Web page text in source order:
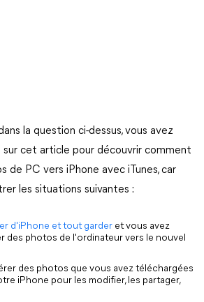
la question ci-dessus, vous avez
cet article pour découvrir comment
de PC vers iPhone avec iTunes, car
les situations suivantes :
d'iPhone et tout garder et vous avez
des photos de l'ordinateur vers le nouvel
des photos que vous avez téléchargées
iPhone pour les modifier, les partager,